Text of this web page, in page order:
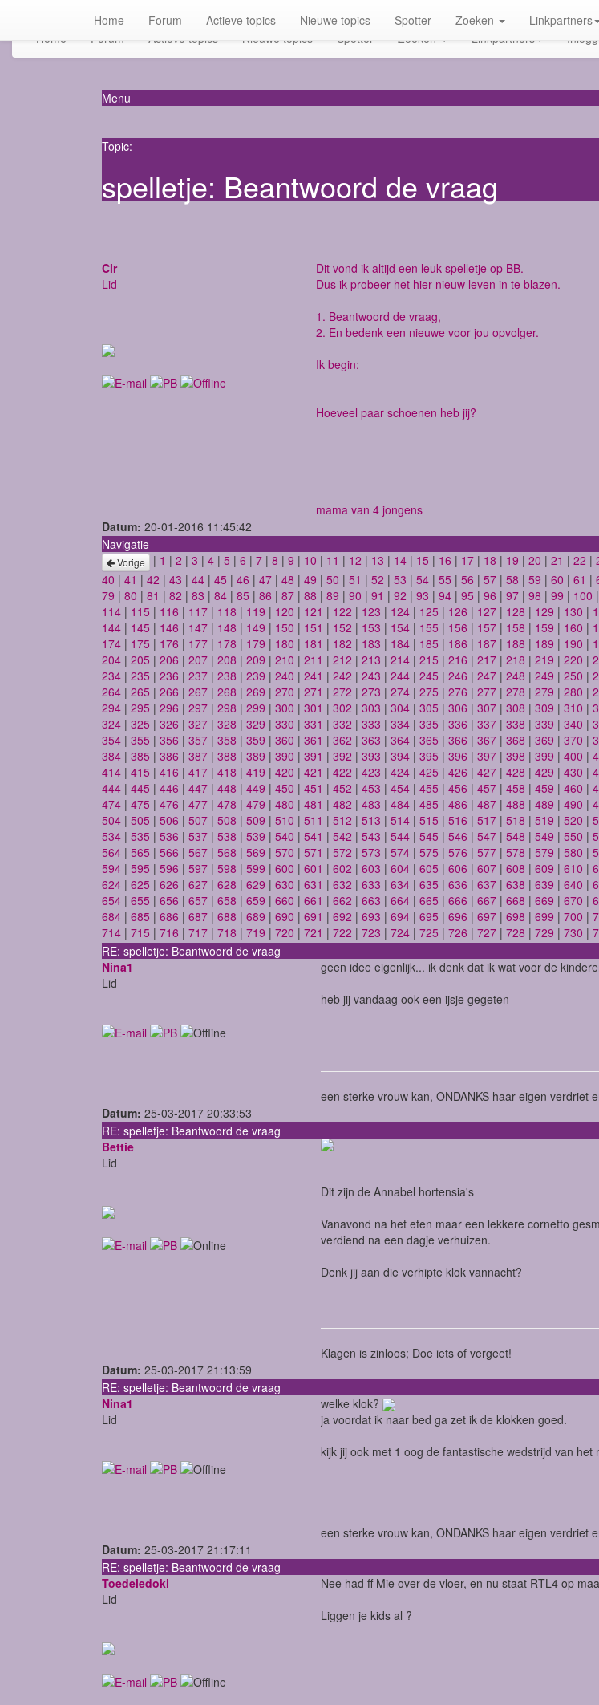
Home Forum Actieve topics Nieuwe topics Spotter Zoeken Linkpartners
Home Forum Actieve topics Nieuwe topics Spotter Zoeken Linkpartners
Menu
Topic:
spelletje: Beantwoord de vraag
Cir
Lid
Dit vond ik altijd een leuk spelletje op BB.
Dus ik probeer het hier nieuw leven in te blazen.
1. Beantwoord de vraag,
2. En bedenk een nieuwe voor jou opvolger.
Ik begin:
Hoeveel paar schoenen heb jij?
mama van 4 jongens
Datum: 20-01-2016 11:45:42
Navigatie
Vorige | 1 | 2 | 3 | 4 | 5 | 6 | 7 | 8 | 9 | 10 | 11 | 12 | 13 | 14 | 15 | 16 | 17 | 18 | 19 | 20 | 21 | 22 |
40 | 41 | 42 | 43 | 44 | 45 | 46 | 47 | 48 | 49 | 50 | 51 | 52 | 53 | 54 | 55 | 56 | 57 | 58 | 59 | 60 | 61 |
79 | 80 | 81 | 82 | 83 | 84 | 85 | 86 | 87 | 88 | 89 | 90 | 91 | 92 | 93 | 94 | 95 | 96 | 97 | 98 | 99 | 100 |
114 | 115 | 116 | 117 | 118 | 119 | 120 | 121 | 122 | 123 | 124 | 125 | 126 | 127 | 128 | 129 | 130 |
144 | 145 | 146 | 147 | 148 | 149 | 150 | 151 | 152 | 153 | 154 | 155 | 156 | 157 | 158 | 159 | 160 |
174 | 175 | 176 | 177 | 178 | 179 | 180 | 181 | 182 | 183 | 184 | 185 | 186 | 187 | 188 | 189 | 190 |
204 | 205 | 206 | 207 | 208 | 209 | 210 | 211 | 212 | 213 | 214 | 215 | 216 | 217 | 218 | 219 | 220 |
234 | 235 | 236 | 237 | 238 | 239 | 240 | 241 | 242 | 243 | 244 | 245 | 246 | 247 | 248 | 249 | 250 |
264 | 265 | 266 | 267 | 268 | 269 | 270 | 271 | 272 | 273 | 274 | 275 | 276 | 277 | 278 | 279 | 280 |
294 | 295 | 296 | 297 | 298 | 299 | 300 | 301 | 302 | 303 | 304 | 305 | 306 | 307 | 308 | 309 | 310 |
324 | 325 | 326 | 327 | 328 | 329 | 330 | 331 | 332 | 333 | 334 | 335 | 336 | 337 | 338 | 339 | 340 |
354 | 355 | 356 | 357 | 358 | 359 | 360 | 361 | 362 | 363 | 364 | 365 | 366 | 367 | 368 | 369 | 370 |
384 | 385 | 386 | 387 | 388 | 389 | 390 | 391 | 392 | 393 | 394 | 395 | 396 | 397 | 398 | 399 | 400 |
414 | 415 | 416 | 417 | 418 | 419 | 420 | 421 | 422 | 423 | 424 | 425 | 426 | 427 | 428 | 429 | 430 |
444 | 445 | 446 | 447 | 448 | 449 | 450 | 451 | 452 | 453 | 454 | 455 | 456 | 457 | 458 | 459 | 460 |
474 | 475 | 476 | 477 | 478 | 479 | 480 | 481 | 482 | 483 | 484 | 485 | 486 | 487 | 488 | 489 | 490 |
504 | 505 | 506 | 507 | 508 | 509 | 510 | 511 | 512 | 513 | 514 | 515 | 516 | 517 | 518 | 519 | 520 |
534 | 535 | 536 | 537 | 538 | 539 | 540 | 541 | 542 | 543 | 544 | 545 | 546 | 547 | 548 | 549 | 550 |
564 | 565 | 566 | 567 | 568 | 569 | 570 | 571 | 572 | 573 | 574 | 575 | 576 | 577 | 578 | 579 | 580 |
594 | 595 | 596 | 597 | 598 | 599 | 600 | 601 | 602 | 603 | 604 | 605 | 606 | 607 | 608 | 609 | 610 |
624 | 625 | 626 | 627 | 628 | 629 | 630 | 631 | 632 | 633 | 634 | 635 | 636 | 637 | 638 | 639 | 640 |
654 | 655 | 656 | 657 | 658 | 659 | 660 | 661 | 662 | 663 | 664 | 665 | 666 | 667 | 668 | 669 | 670 |
684 | 685 | 686 | 687 | 688 | 689 | 690 | 691 | 692 | 693 | 694 | 695 | 696 | 697 | 698 | 699 | 700 |
714 | 715 | 716 | 717 | 718 | 719 | 720 | 721 | 722 | 723 | 724 | 725 | 726 | 727 | 728 | 729 | 730 |
RE: spelletje: Beantwoord de vraag
Nina1
Lid
geen idee eigenlijk... ik denk dat ik wat voor de
heb jij vandaag ook een ijsje gegeten
een sterke vrouw kan, ONDANKS haar eigen
Datum: 25-03-2017 20:33:53
RE: spelletje: Beantwoord de vraag
Bettie
Lid
Dit zijn de Annabel hortensia's
Vanavond na het eten maar een lekkere cornetto
verdiend na een dagje verhuizen.
Denk jij aan die verhipte klok vannacht?
Klagen is zinloos; Doe iets of vergeet!
Datum: 25-03-2017 21:13:59
RE: spelletje: Beantwoord de vraag
Nina1
Lid
welke klok?
ja voordat ik naar bed ga zet ik de klokken goed.
kijk jij ook met 1 oog de fantastische wedstrijd van
een sterke vrouw kan, ONDANKS haar eigen
Datum: 25-03-2017 21:17:11
RE: spelletje: Beantwoord de vraag
Toedeledoki
Lid
Nee had ff Mie over de vloer, en nu staat RTL4 op
Liggen je kids al ?